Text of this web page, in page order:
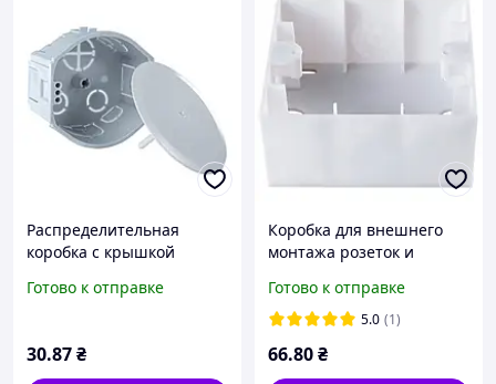
Распределительная
коробка с крышкой
400 В, KO 68 КОПОС
Готово к отправке
30.87₴
Коробка для внешнего
монтажа розеток и
Arkedia Slim
Готово к отправке
5.0 (1)
66.80₴